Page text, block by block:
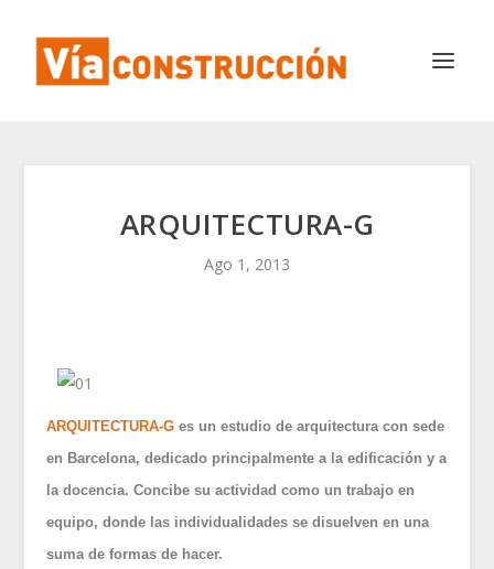
ARQUITECTURA-G
Ago 1, 2013
ARQUITECTURA-G es un estudio de arquitectura con sede
en Barcelona, dedicado principalmente a la edificación y a
la docencia. Concibe su actividad como un trabajo en
equipo, donde las individualidades se disuelven en una
suma de formas de hacer.